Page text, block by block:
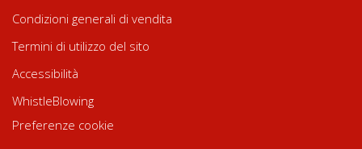
Condizioni generali di vendita
Termini di utilizzo del sito
Accessibilità
WhistleBlowing
Preferenze cookie